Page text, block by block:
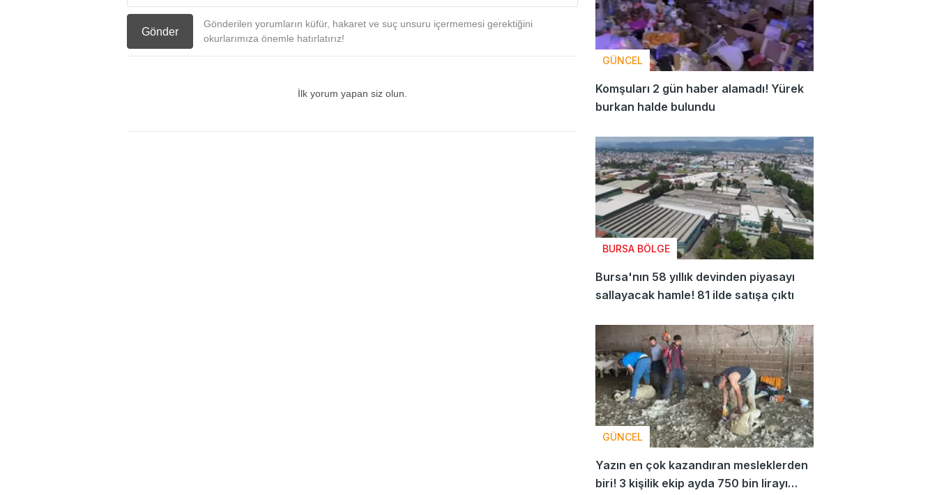
Gönder
Gönderilen yorumların küfür, hakaret ve suç unsuru içermemesi gerektiğini
okurlarımıza önemle hatırlatırız!
İlk yorum yapan siz olun.
GÜNCEL
Komşuları 2 gün haber alamadı! Yürek
burkan halde bulundu
BURSA BÖLGE
Bursa'nın 58 yıllık devinden piyasayı
sallayacak hamle! 81 ilde satışa çıktı
GÜNCEL
Yazın en çok kazandıran mesleklerden
biri! 3 kişilik ekip ayda 750 bin lirayı